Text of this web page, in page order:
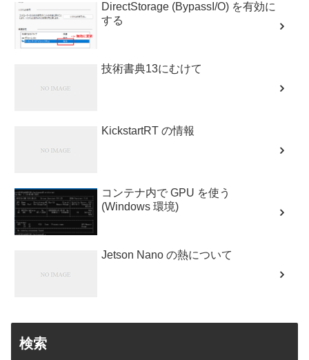
DirectStorage (BypassI/O) を有効に
する
技術書典13にむけて
KickstartRT の情報
コンテナ内で GPU を使う
(Windows 環境)
Jetson Nano の熱について
検索